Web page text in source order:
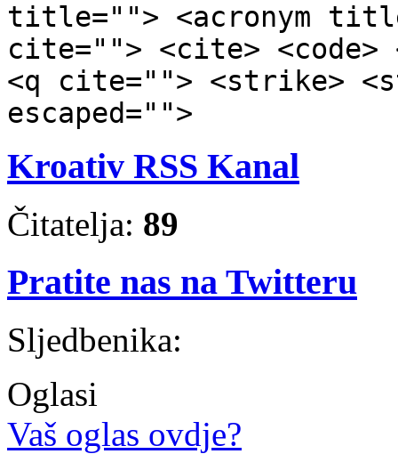
title=""> <acronym
cite=""> <cite> <code>
<q cite=""> <strike>
escaped="">
Kroativ RSS Kanal
Čitatelja: 89
Pratite nas na Twitteru
Sljedbenika:
Oglasi
Vaš oglas ovdje?